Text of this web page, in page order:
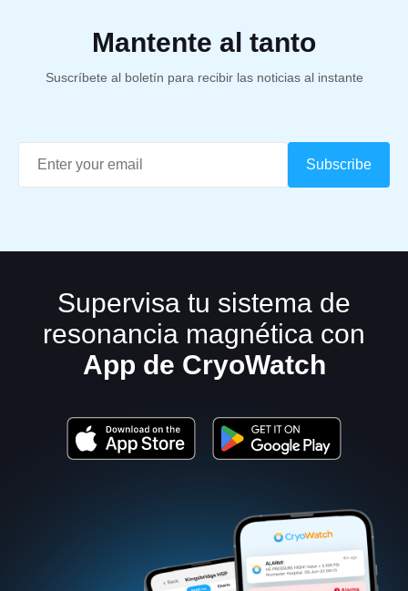
Mantente al tanto
Suscríbete al boletín para recibir las noticias al instante
Supervisa tu sistema de
resonancia magnética con
App de CryoWatch